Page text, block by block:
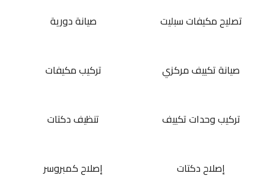
تصليح مكيفات سبليت صيانة دورية
صيانة تكييف مركزي تركيب مكيفات
تركيب وحدات تكييف تنظيف دكتات
إصلاح دكتات إصلاح كمبروسر